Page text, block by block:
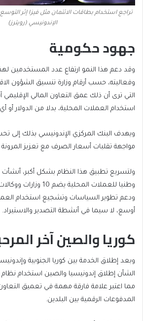
تراجع استخدام بطاقات الائتمان مثل فيزا إثر
الإندونيسي (رويترز)
جهود حكومية
وقد دعم هذا النمو ارتفاع عدد المستخدمين
وفعاليته، حسب أرقام وزارة تنسيق الشؤون
التي ترى أن ذلك عمق التعاون المالي
استخدام العملات المحلية، بدلا من الدولار أو
ويهدف البنك المركزي الإندونيسي بذلك إلى
مواجهة تقلبات أسعار الصرف مع تعزيز المرونة
ولتسريع تطبيق هذا النظام بشكل أكبر،
وطنيا للعملات المحلية
ودعم تطوير السياسات وتشجيع استخدام
أوسع، لا سيما في أنشطة التصدير والاستيراد.
كوريا والصين آخر
وبعد إطلاق الخدمة بين كوريا الجنوبية
الشأن إطلاق إندونيسيا والصين استخدام نظام
مما اعتبر علامة فارقة مهمة في تعميق
المدفوعات الرقمية بين البلدين.